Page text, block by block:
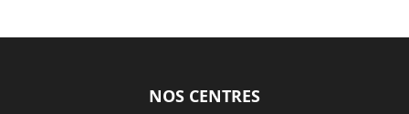
NOS CENTRES